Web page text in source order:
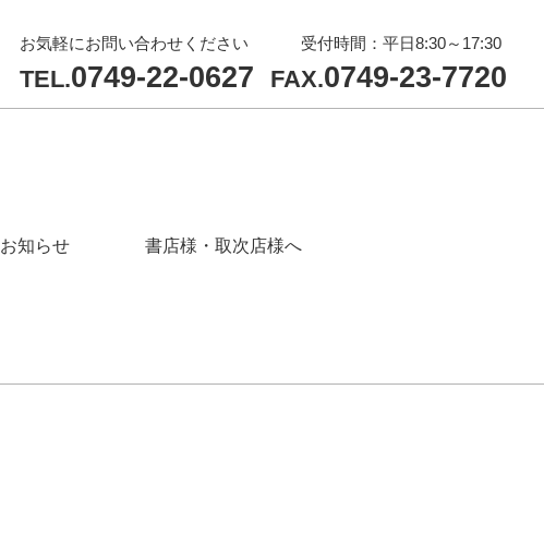
お気軽にお問い合わせください
TEL.0749-22-0627
受付時間：平日8:30～17:30
FAX.0749-23-7720
お知らせ 書店様・取次店様へ